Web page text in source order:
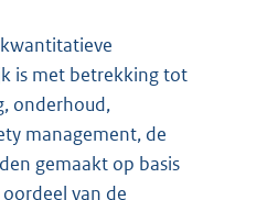
is met betrekking tot
onderhoud,
management, de
gemaakt op basis
van de